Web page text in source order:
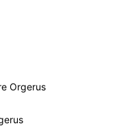
Orgerus